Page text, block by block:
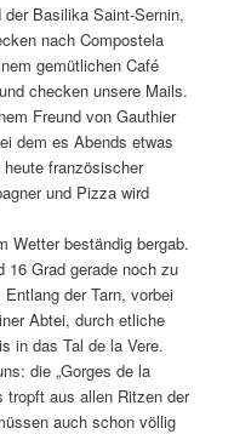
Basilika Saint-Sernin,
nach Compostela
gemütlichen Café
checken unsere Mails.
Freund von Gauthier
dem es Abends etwas
französischer
und Pizza wird
Wetter beständig bergab.
16 Grad gerade noch zu
der Tarn, vorbei
Abtei, durch etliche
in das Tal de la Vere.
die „Gorges de la
tropft aus allen Ritzen der
auch schon völlig